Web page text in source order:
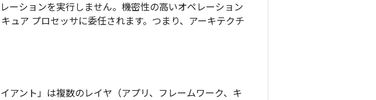
ーションを実行しません。機密性の高いオペレーション
ュア プロセッサに委任されます。つまり、アーキテクチ
アント」は複数のレイヤ（アプリ、フレームワーク、キ